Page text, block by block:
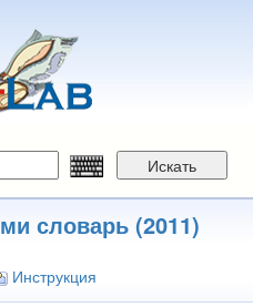
Искать
словарь (2011)
Инструкция